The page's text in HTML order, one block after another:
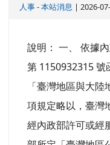
人事-本站消息 | 2026-
說明： 一、 依據
第 1150932315 號
「臺灣地區與大
項規定略以，臺灣
經內政部許可或經